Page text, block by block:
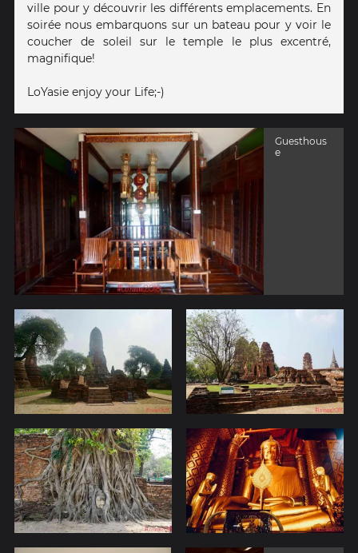
ville pour y découvrir les différents emplacements. En
soirée nous embarquons sur un bateau pour y voir le
coucher de soleil sur le temple le plus excentré,
magnifique!
LoYasie enjoy your Life;-)
Guesthous
e